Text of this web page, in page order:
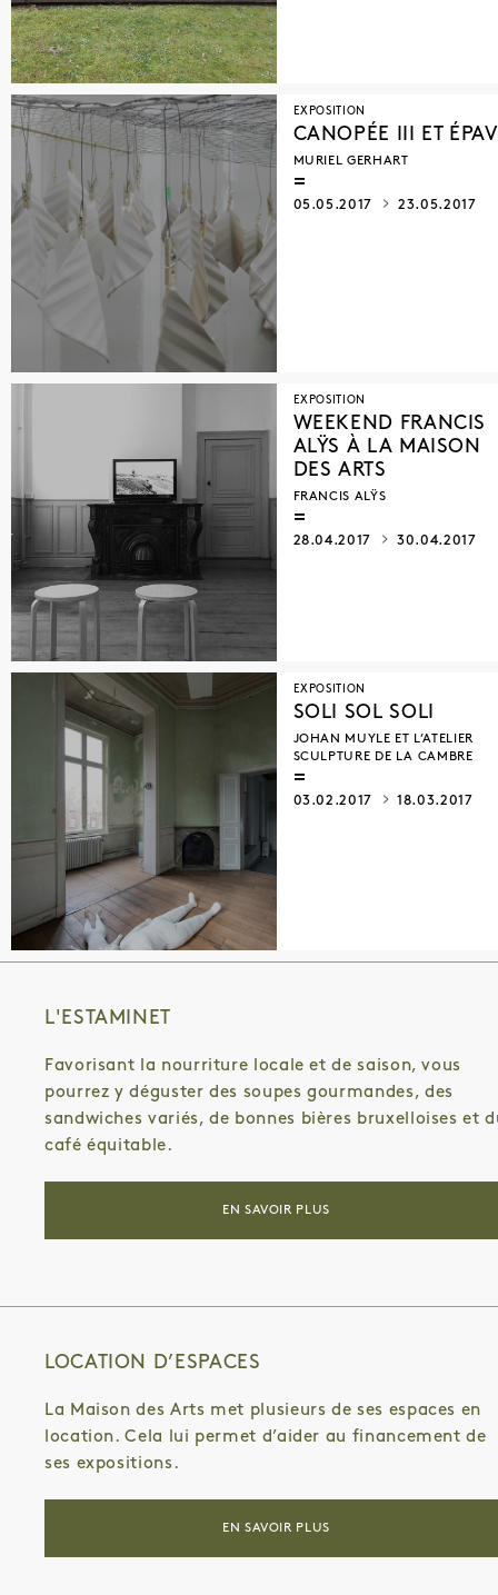
EXPOSITION
CANOPÉE III ET
MURIEL GERHART
05.05.2017 23.05.2017
EXPOSITION
WEEKEND FRANCIS
ALŸS À LA MAISON
DES ARTS
FRANCIS ALŸS
28.04.2017 30.04.2017
EXPOSITION
SOLI SOL SOLI
JOHAN MUYLE ET L’ATELIER
SCULPTURE DE LA CAMBRE
03.02.2017 18.03.2017
L'ESTAMINET
Favorisant la nourriture locale et de saison, vous
pourrez y déguster des soupes gourmandes, des
sandwiches variés, de bonnes bières bruxelloises et
café équitable.
EN SAVOIR PLUS
LOCATION D’ESPACES
La Maison des Arts met plusieurs de ses espaces en
location. Cela lui permet d’aider au financement de
ses expositions.
EN SAVOIR PLUS